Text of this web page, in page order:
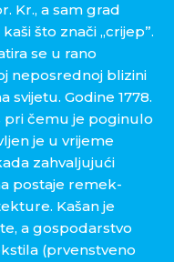
Kr., a sam grad
što znači „crijep”.
se u rano
neposrednoj blizini
svijetu. Godine 1778.
pri čemu je poginulo
je u vrijeme
zahvaljujući
postaje remek-
Kašan je
a gospodarstvo
(prvenstveno